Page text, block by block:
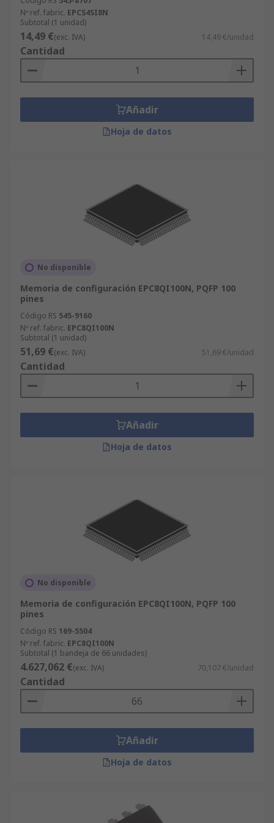
buscar en la web o realizar una consulta con
nuestro departamento técnico.
Nº ref. fabric. EPCS4SI8N
Subtotal (1 unidad)
14,49 €(exc. IVA) 14,49 €/unidad
Cantidad
Añadir
Hoja de datos
No disponible
Memoria de configuración EPC8QI100N, PQFP 100
pines
Código RS 545-9160
Nº ref. fabric. EPC8QI100N
Subtotal (1 unidad)
51,69 €(exc. IVA) 51,69 €/unidad
Cantidad
Añadir
Hoja de datos
No disponible
Memoria de configuración EPC8QI100N, PQFP 100
pines
Código RS 169-5504
Nº ref. fabric. EPC8QI100N
Subtotal (1 bandeja de 66 unidades)
4.627,062 €(exc. IVA) 70,107 €/unidad
Cantidad
Añadir
Hoja de datos